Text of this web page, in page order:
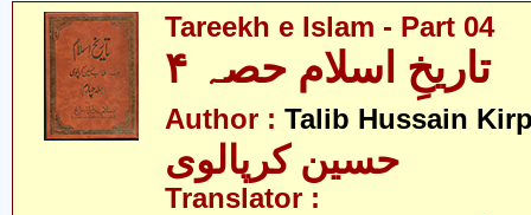
Tareekh e Islam - Part 04
تاریخِ اسلام حصہ ۴
Author : Talib Hussain
حسین کرپالوی
Translator :